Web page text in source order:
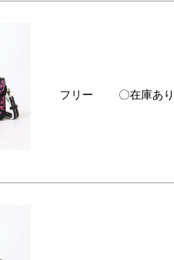
フリー 〇在庫あり